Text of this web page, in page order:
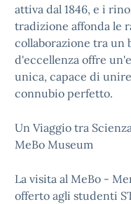
attiva dal 1846, e i
tradizione affonda le
collaborazione tra un
d'eccellenza offre
unica, capace di
connubio perfetto.
Un Viaggio tra
MeBo Museum
La visita al MeBo -
offerto agli studenti